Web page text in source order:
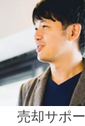
売却サポ